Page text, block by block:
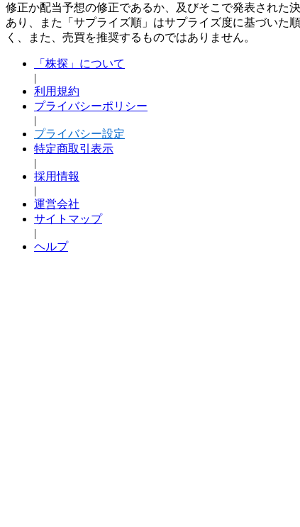
修正か配当予想の修正であるか、及びそこで発表された
あり、また「サプライズ順」はサプライズ度に基づいた
く、また、売買を推奨するものではありません。
「株探」について
|
利用規約
プライバシーポリシー
|
プライバシー設定
特定商取引表示
|
採用情報
|
運営会社
サイトマップ
|
ヘルプ